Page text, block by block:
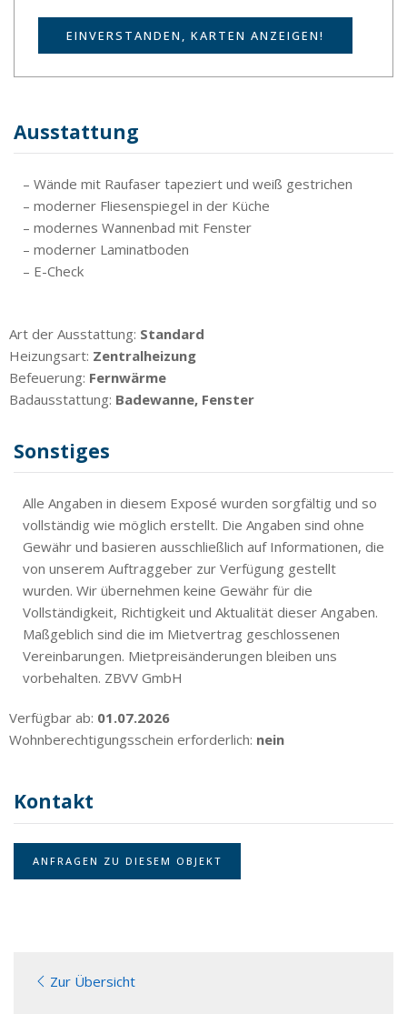
EINVERSTANDEN, KARTEN ANZEIGEN!
Ausstattung
– Wände mit Raufaser tapeziert und weiß gestrichen
– moderner Fliesenspiegel in der Küche
– modernes Wannenbad mit Fenster
– moderner Laminatboden
– E-Check
Art der Ausstattung: Standard
Heizungsart: Zentralheizung
Befeuerung: Fernwärme
Badausstattung: Badewanne, Fenster
Sonstiges
Alle Angaben in diesem Exposé wurden sorgfältig und so
vollständig wie möglich erstellt. Die Angaben sind ohne
Gewähr und basieren ausschließlich auf Informationen, die
von unserem Auftraggeber zur Verfügung gestellt
wurden. Wir übernehmen keine Gewähr für die
Vollständigkeit, Richtigkeit und Aktualität dieser Angaben.
Maßgeblich sind die im Mietvertrag geschlossenen
Vereinbarungen. Mietpreisänderungen bleiben uns
vorbehalten. ZBVV GmbH
Verfügbar ab: 01.07.2026
Wohnberechtigungsschein erforderlich: nein
Kontakt
ANFRAGEN ZU DIESEM OBJEKT
Zur Übersicht